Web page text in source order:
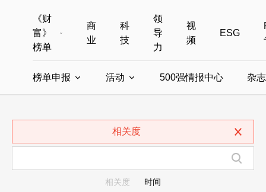
《财
富》
榜单
全部榜单
中国最具影响力商界女性
商
业
科
技
领
导
力
视
频
ESG
榜单申报 活动 500强情报中心 杂
相关度
相关度 时间